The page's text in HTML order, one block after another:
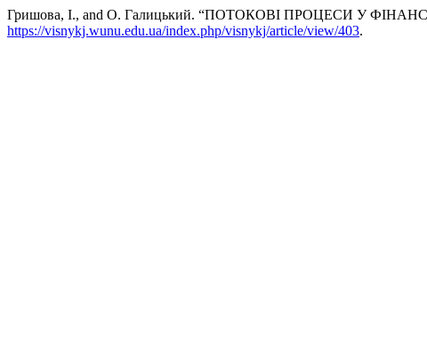
Гришова, І., and О. Галицький. “ПОТОКОВІ ПРОЦЕСИ У
https://visnykj.wunu.edu.ua/index.php/visnykj/article/view/403.